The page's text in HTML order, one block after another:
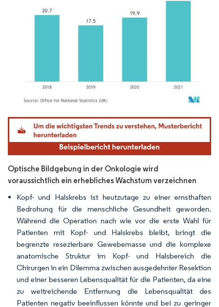
Bild © Mordor Intelligence. Wiederverwendung erfordert Namensnennung gemäß
Optische Bildgebung in der Onkologie wird
voraussichtlich ein erhebliches Wachstum verzeichnen
Kopf- und Halskrebs ist heutzutage zu einer ernsthaften
Bedrohung für die menschliche Gesundheit geworden.
Während die Operation nach wie vor die erste Wahl für
Patienten mit Kopf- und Halskrebs bleibt, bringt die
begrenzte resezierbare Gewebemasse und die komplexe
anatomische Struktur im Kopf- und Halsbereich die
Chirurgen in ein Dilemma zwischen ausgedehnter Resektion
und einer besseren Lebensqualität für die Patienten, da eine
zu weitreichende Entfernung die Lebensqualität des
Patienten negativ beeinflussen könnte und bei zu geringer